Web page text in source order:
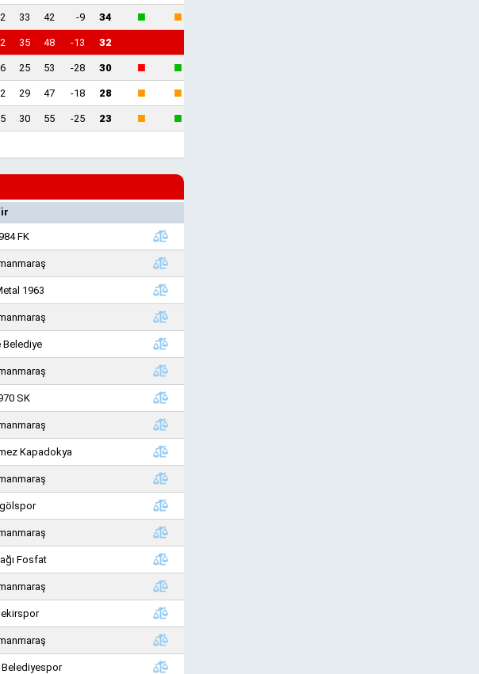
33 42 -9 34 ■ ■
35 48 -13 32
25 53 -28 30 ■ ■
29 47 -18 28 ■ ■
30 55 -25 23 ■ ■
FK
1963
SK
Kapadokya
Fosfat